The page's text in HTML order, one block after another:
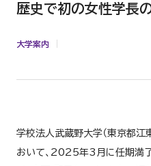
歴史で初の女性学長
大学案内
学校法人武蔵野大学（東京都
おいて、2025年3月に任期満